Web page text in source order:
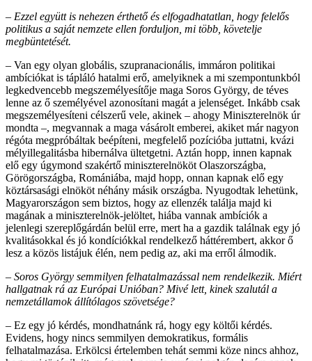
– Ezzel együtt is nehezen érthető és elfogadhatatlan, hogy felelős
politikus a saját nemzete ellen forduljon, mi több, követelje
megbüntetését.
– Van egy olyan globális, szupranacionális, immáron politikai
ambíciókat is tápláló hatalmi erő, amelyiknek a mi szempontunkból
legkedvencebb megszemélyesítője maga Soros György, de téves
lenne az ő személyével azonosítani magát a jelenséget. Inkább csak
megszemélyesíteni célszerű vele, akinek – ahogy Miniszterelnök úr
mondta –, megvannak a maga vásárolt emberei, akiket már nagyon
régóta megpróbáltak beépíteni, megfelelő pozíció­ba juttatni, kvázi
mélyillegalitásba hibernálva ültetgetni. Aztán hopp, innen kapnak
elő egy úgymond szakértő miniszterelnököt Olaszországba,
Görögországba, Romániába, majd hopp, onnan kapnak elő egy
köztársasági elnököt néhány másik országba. Nyugodtak lehetünk,
Magyarországon sem biztos, hogy az ellenzék találja majd ki
magának a miniszterelnök-jelöltet, hiába vannak ambíciók a
jelenlegi szereplőgárdán belül erre, mert ha a gazdik találnak egy jó
kvalitásokkal és jó kondíciókkal rendelkező háttérembert, akkor ő
lesz a közös listájuk élén, nem pedig az, aki ma erről álmodik.
– Soros György semmilyen felhatalmazással nem rendelkezik. Miért
hallgatnak rá az Európai Unióban? Mivé lett, kinek szalutál a
nemzetállamok állítólagos szövetsége?
– Ez egy jó kérdés, mondhatnánk rá, hogy egy költői kérdés.
Evidens, hogy nincs semmilyen demokratikus, formális
felhatalmazása. Erkölcsi értelemben tehát semmi köze nincs ahhoz,